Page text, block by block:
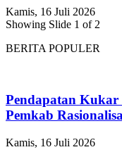
Kamis, 16 Juli 2026
Showing Slide 1 of 2
BERITA POPULER
Pendapatan Kukar
Pemkab
Kamis, 16 Juli 2026